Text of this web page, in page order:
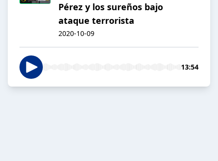
Pérez y los sureños bajo
ataque terrorista
2020-10-09
13:54